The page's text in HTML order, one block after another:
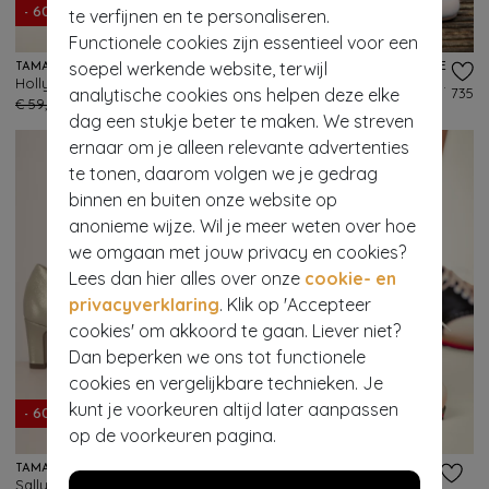
te verfijnen en te personaliseren.
Functionele cookies zijn essentieel voor een
soepel werkende website, terwijl
analytische cookies ons helpen deze elke
dag een stukje beter te maken. We streven
ernaar om je alleen relevante advertenties
te tonen, daarom volgen we je gedrag
binnen en buiten onze website op
anonieme wijze. Wil je meer weten over hoe
we omgaan met jouw privacy en cookies?
Lees dan hier alles over onze cookie- en
privacyverklaring. Klik op 'Accepteer
cookies' om akkoord te gaan. Liever niet?
Dan beperken we ons tot functionele
cookies en vergelijkbare technieken. Je
kunt je voorkeuren altijd later aanpassen
op de voorkeuren pagina.
- 60%
TAMARIS
€ 59,95
€ 23,95
141
- 50%
LOLA RAMONA ♥ TOPVINTAGE
€ 129,95 € 64,95
735
- 60%
TAMARIS
Sally pumps in champagne
BANNED RETRO
Old Soul Dancer-schoenen in wit en zwart